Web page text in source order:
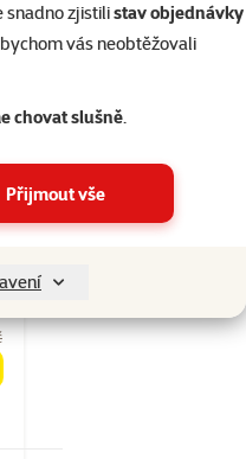
snadno zjistilistav objednávky
vás neobtěžovali
chovat slušně.
Přijmout vše
košíku
hodnocení: 1